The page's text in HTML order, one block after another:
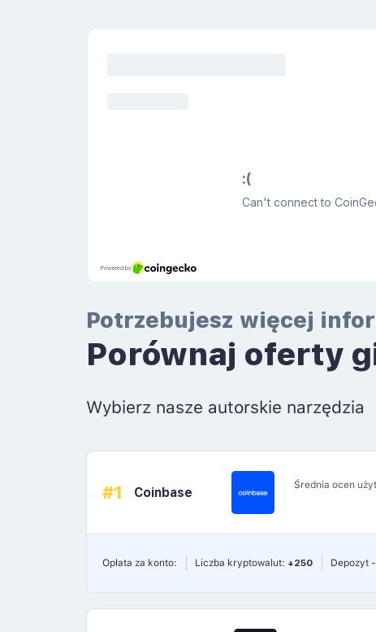
Potrzebujesz więcej
Porównaj oferty
Wybierz nasze autorskie narzędzia
#1 Coinbase Średnia ocen
Opłata za konto: Liczba kryptowalut: +250 Depozyt